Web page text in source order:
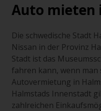
Auto mieten
Die schwedische Stadt
Nissan in der Provinz
Stadt ist das
fahren kann, wenn man
Autovermietung in
Halmstads Innenstadt
zahlreichen